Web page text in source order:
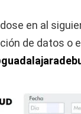
en al
de datos o